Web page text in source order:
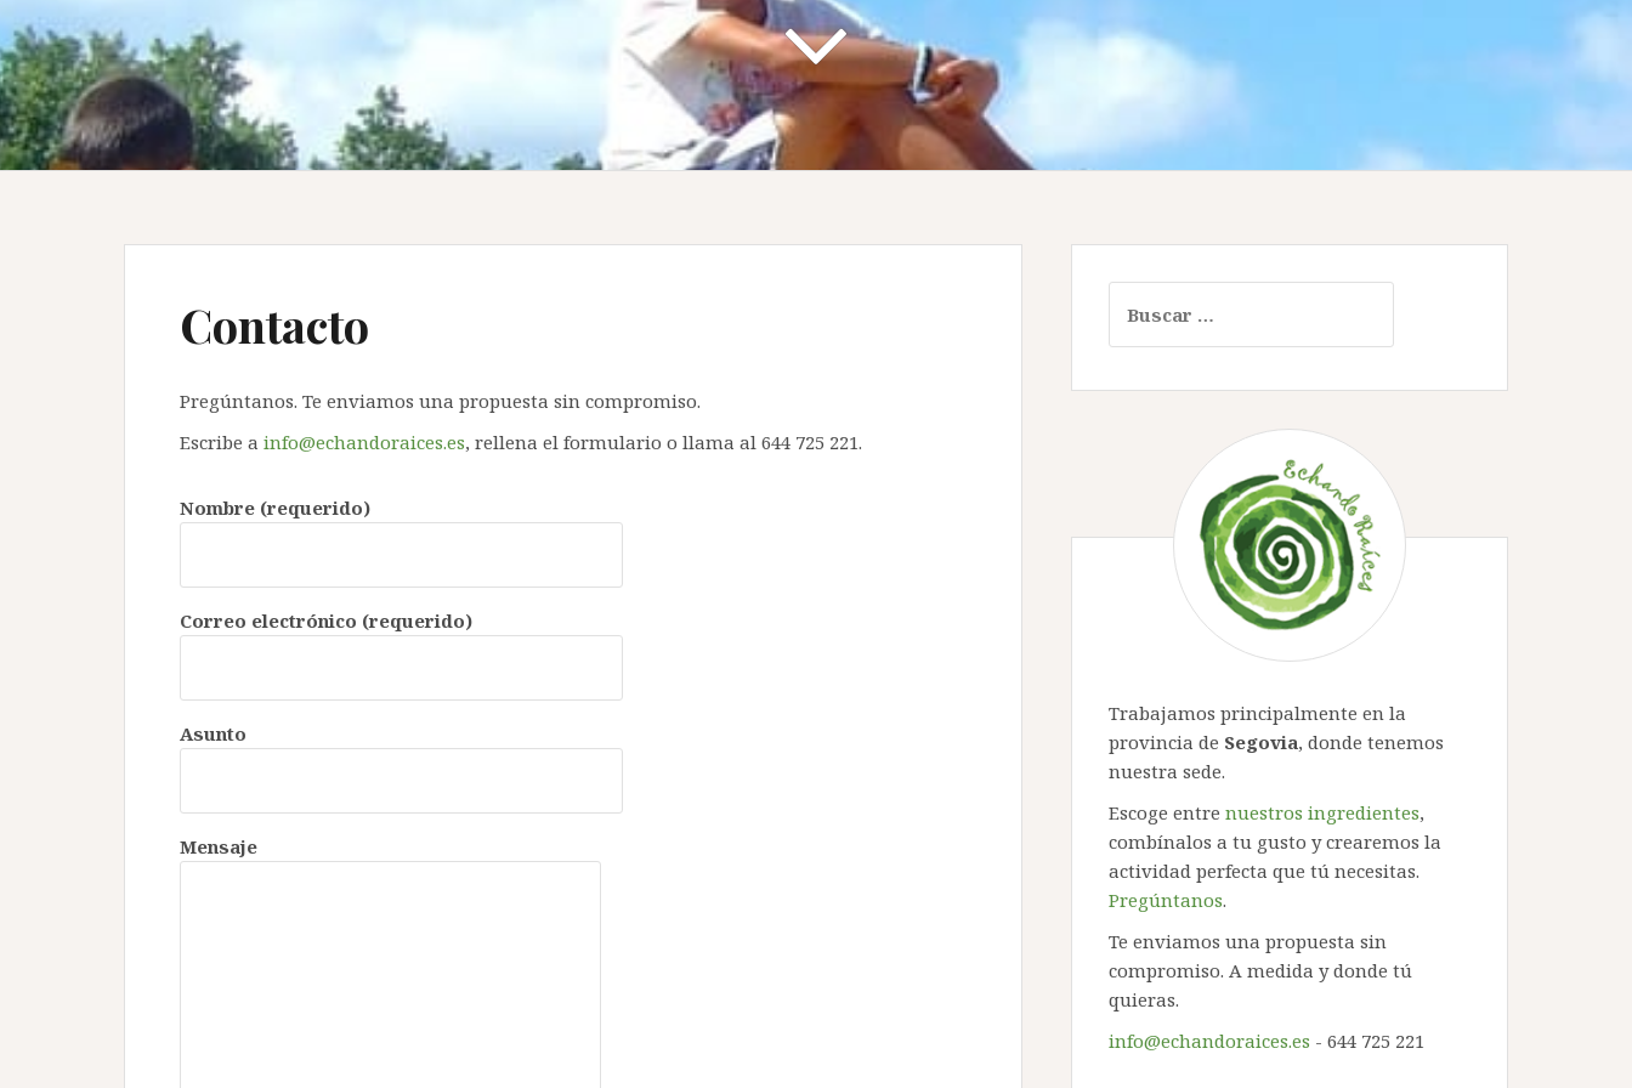
Contacto
Pregúntanos. Te enviamos una propuesta sin compromiso.
Escribe a info@echandoraices.es, rellena el formulario o llama al 644 725 221.
Nombre (requerido)
Correo electrónico (requerido)
Asunto
Mensaje
Trabajamos principalmente en la
provincia de Segovia, donde tenemos
nuestra sede.
Escoge entre nuestros ingredientes,
combínalos a tu gusto y crearemos la
actividad perfecta que tú necesitas.
Pregúntanos.
Te enviamos una propuesta sin
compromiso. A medida y donde tú
quieras.
info@echandoraices.es - 644 725 221